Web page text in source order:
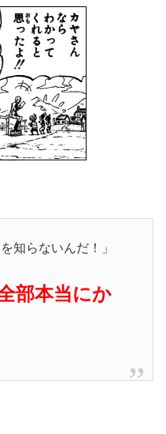
知らないんだ！」
部本当にか